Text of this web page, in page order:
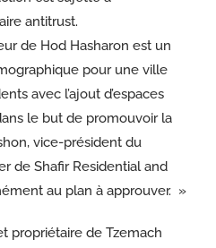
antitrust.
de Hod Hasharon est un
pour une ville
avec l’ajout d’espaces
le but de promouvoir la
vice-président du
de Shafir Residential and
au plan à approuver. »
propriétaire de Tzemach